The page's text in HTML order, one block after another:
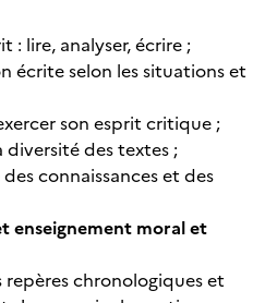
: lire, analyser, écrire ;
écrite selon les situations et
son esprit critique ;
des textes ;
connaissances et des
enseignement moral et
chronologiques et